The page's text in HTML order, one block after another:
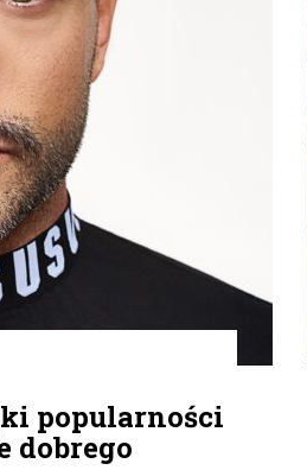
popularności
dobrego